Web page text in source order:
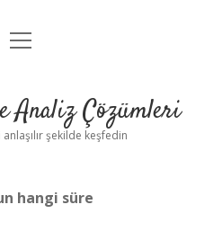
Anasayfa
Uyarı
menüyü
Analiz Çözümleri
şekilde keşfedin
hangi süre